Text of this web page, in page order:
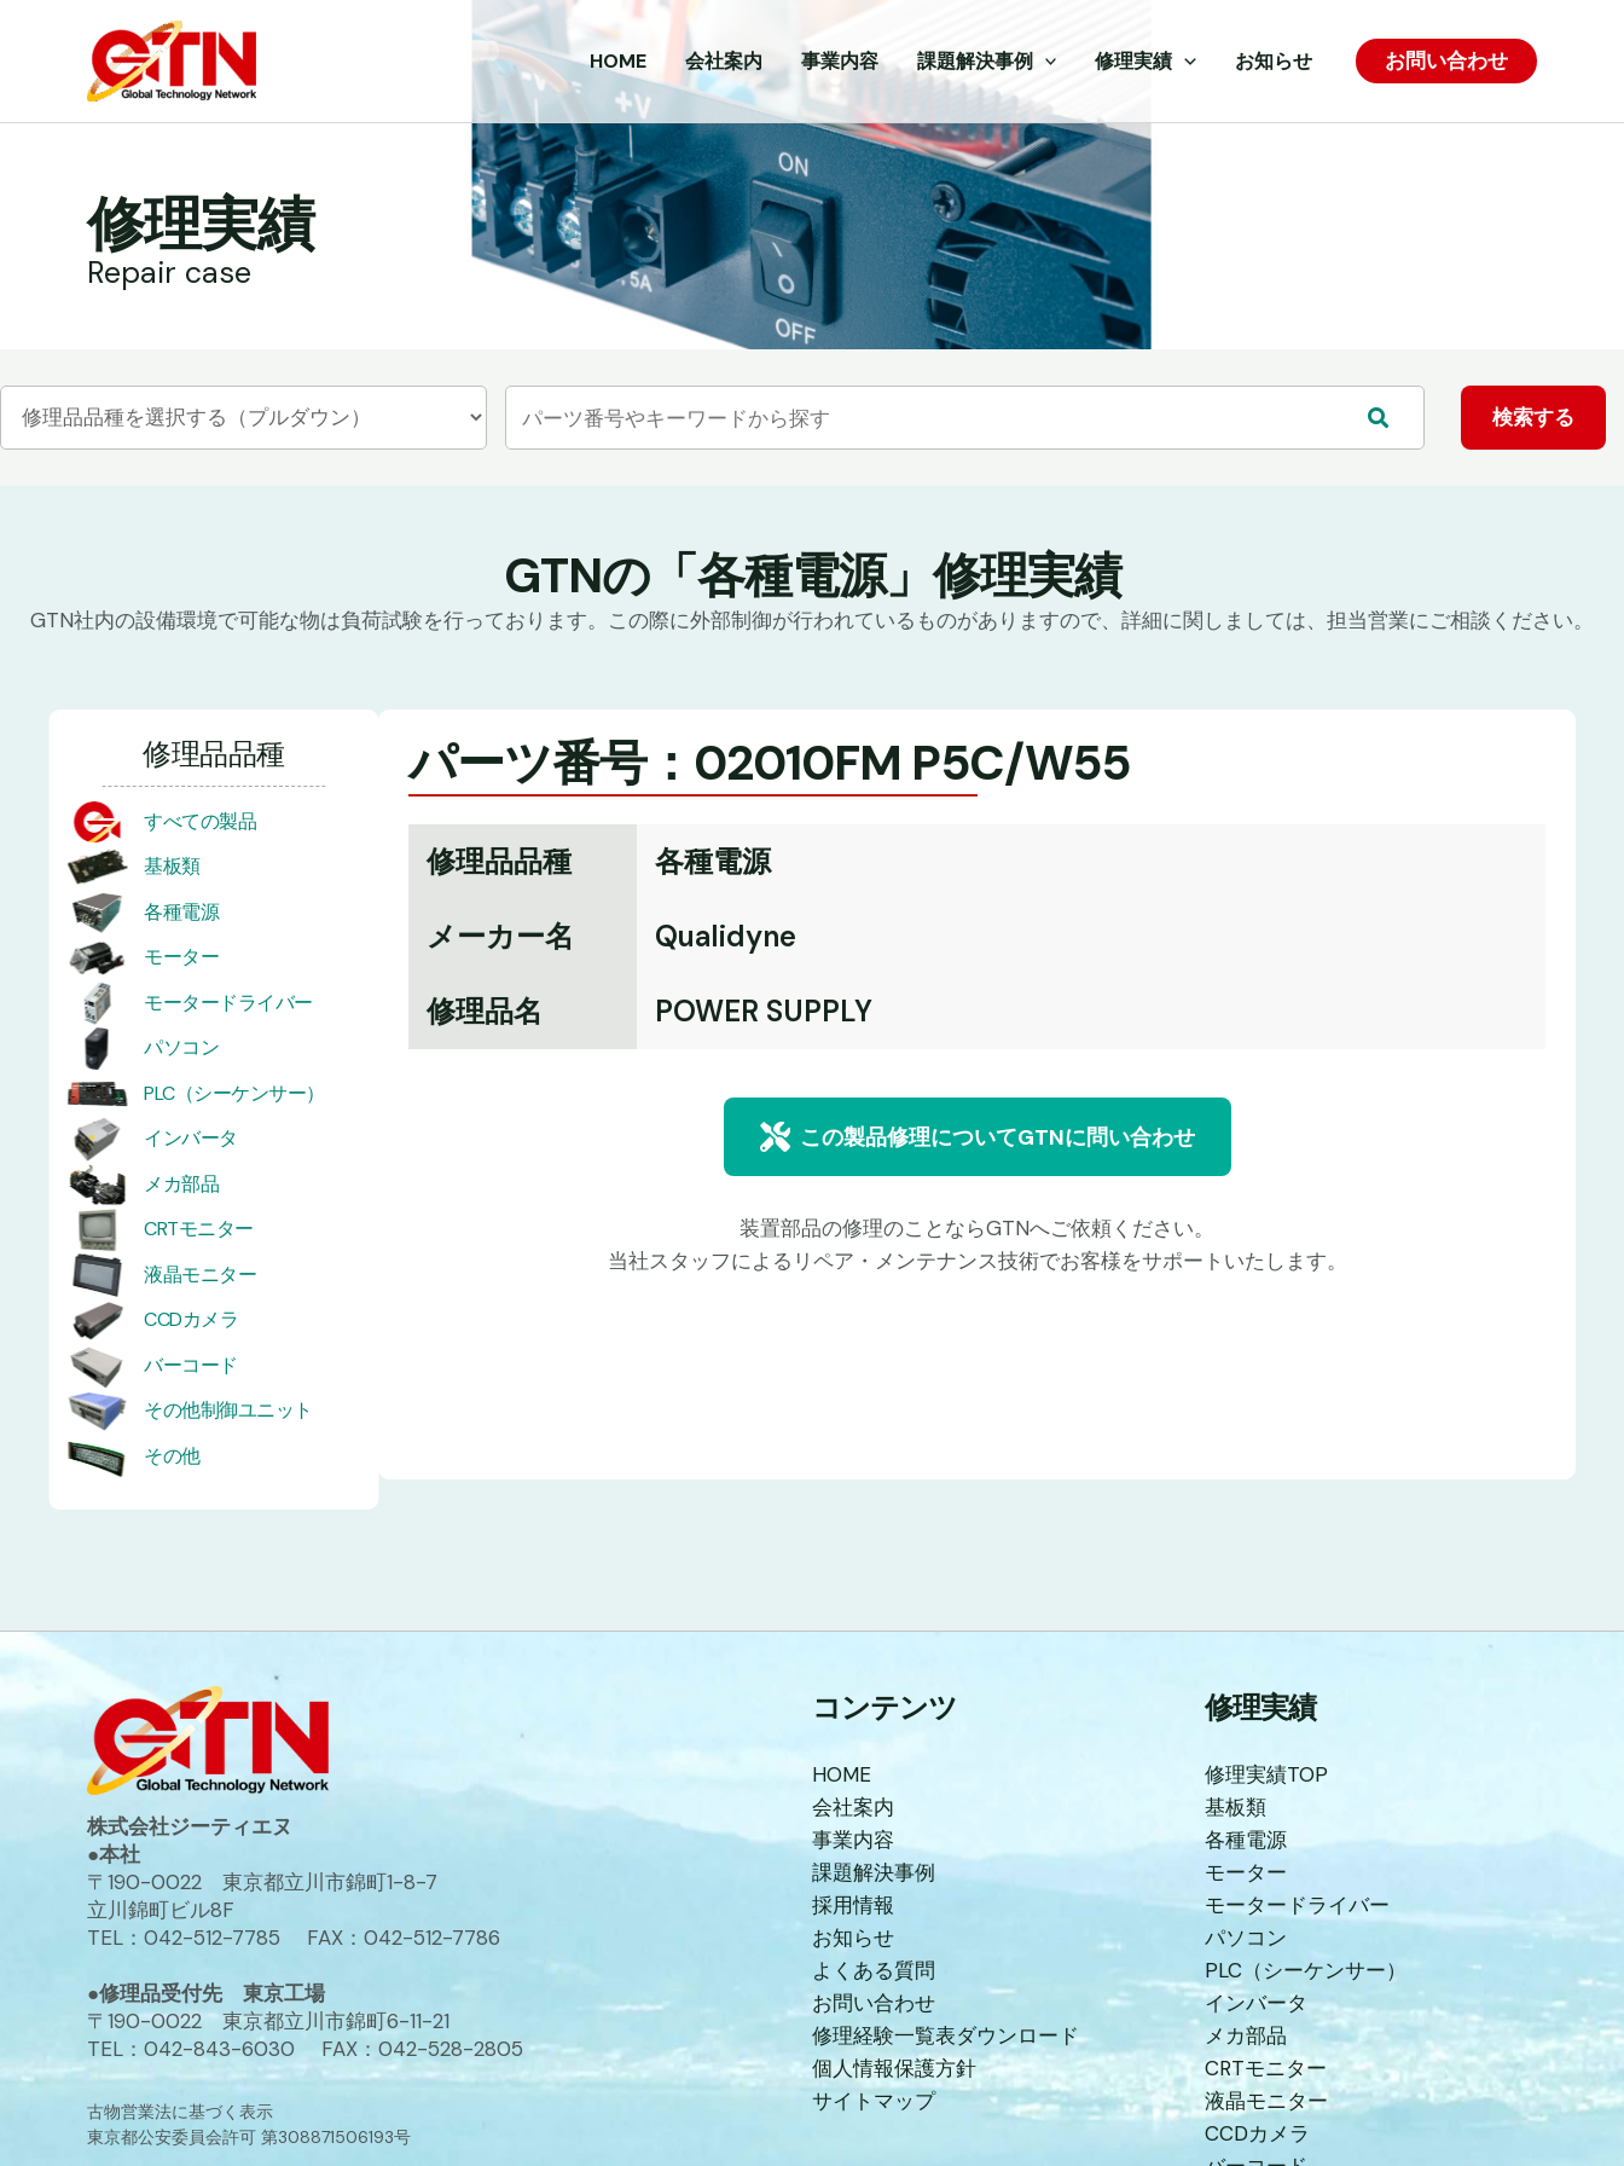
HOME 会社案内 事業内容 課題解決事例 修理実績 お知らせ お問い合わせ
修理実績
Repair case
GTNの「各種電源」修理実績
GTN社内の設備環境で可能な物は負荷試験を行っております。この際に外部制御が行われているものがありますので、詳細に関しましては、担当営業にご相談ください。
修理品品種
すべての製品
基板類
各種電源
モーター
モータードライバー
パソコン
PLC（シーケンサー）
インバータ
メカ部品
CRTモニター
液晶モニター
CCDカメラ
バーコード
その他制御ユニット
その他
パーツ番号：02010FM P5C/W55
修理品品種
各種電源
メーカー名
Qualidyne
修理品名
POWER SUPPLY
この製品修理についてGTNに問い合わせ
装置部品の修理のことならGTNへご依頼ください。
当社スタッフによるリペア・メンテナンス技術でお客様をサポートいたします。
株式会社ジーティエヌ
●本社
〒190-0022 東京都立川市錦町1-8-7
立川錦町ビル8F
TEL：042-512-7785 FAX：042-512-7786
●修理品受付先 東京工場
〒190-0022 東京都立川市錦町6-11-21
TEL：042-843-6030 FAX：042-528-2805
古物営業法に基づく表示
東京都公安委員会許可 第308871506193号
コンテンツ
HOME
会社案内
事業内容
課題解決事例
採用情報
お知らせ
よくある質問
お問い合わせ
修理経験一覧表ダウンロード
個人情報保護方針
サイトマップ
修理実績
修理実績TOP
基板類
各種電源
モーター
モータードライバー
パソコン
PLC（シーケンサー）
インバータ
メカ部品
CRTモニター
液晶モニター
CCDカメラ